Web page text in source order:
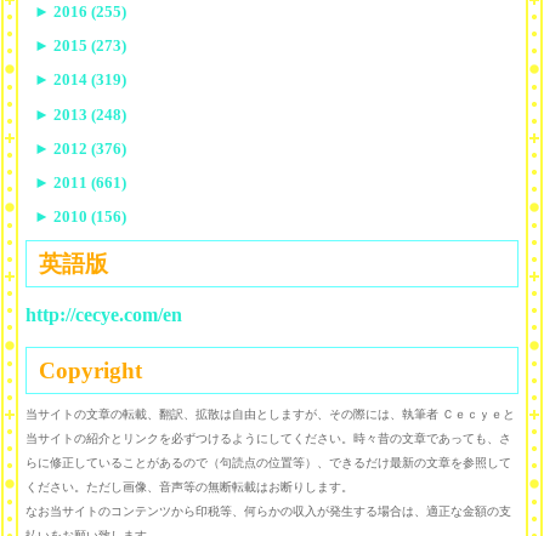
► 2016 (255)
► 2015 (273)
► 2014 (319)
► 2013 (248)
► 2012 (376)
► 2011 (661)
► 2010 (156)
英語版
http://cecye.com/en
Copyright
当サイトの文章の転載、翻訳、拡散は自由としますが、その際には、執筆者 Ｃｅｃｙｅと
当サイトの紹介とリンクを必ずつけるようにしてください。時々昔の文章であっても、さ
らに修正していることがあるので（句読点の位置等）、できるだけ最新の文章を参照して
ください。ただし画像、音声等の無断転載はお断りします。
なお当サイトのコンテンツから印税等、何らかの収入が発生する場合は、適正な金額の支